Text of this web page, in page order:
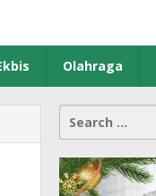
Olahraga
Search
for: